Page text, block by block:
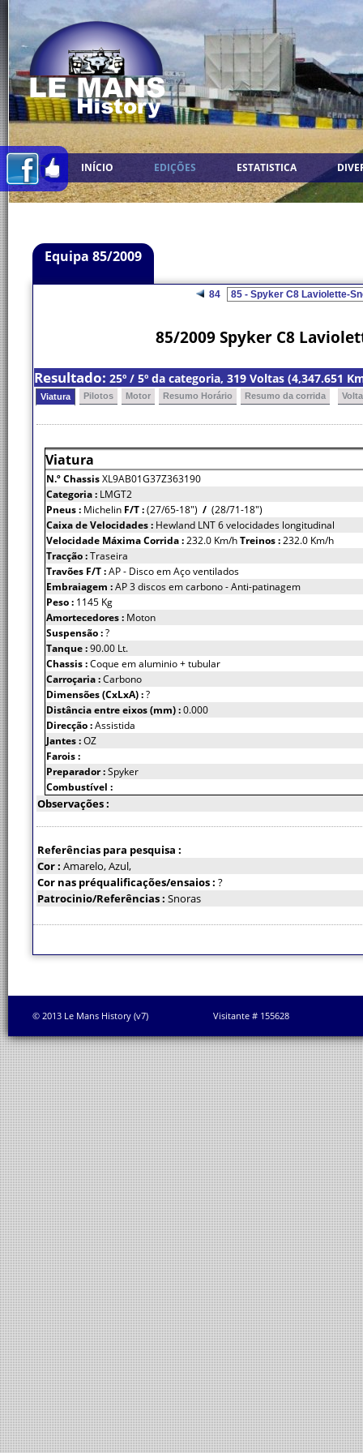
INÍCIO EDIÇÕES ESTATISTICA
Equipa 85/2009
84
85/2009 Spyker C8
Resultado: 25º / 5º da categoria, 319 Voltas (4,347.651
Viatura Pilotos Motor Resumo Horário Resumo da corrida
Viatura
N.º ChassisXL9AB01G37Z363190
Categoria : LMGT2
Pneus : Michelin F/T :(27/65-18") / (28/71-18")
Caixa de Velocidades : Hewland LNT 6 velocidades longitudinal
Velocidade Máxima Corrida :232.0 Km/hTreinos :232.0 Km/h
Tracção :Traseira
Travões F/T :AP - Disco em Aço ventilados
Embraiagem :AP 3 discos em carbono - Anti-patinagem
Peso : 1145 Kg
Amortecedores : Moton
Suspensão :?
Tanque :90.00 Lt.
Chassis :Coque em aluminio + tubular
Carroçaria :Carbono
Dimensões (CxLxA) :?
Distância entre eixos (mm) :0.000
Direcção :Assistida
Jantes :OZ
Farois :
Preparador :Spyker
Combustível :
Observações :
Referências para pesquisa :
Cor : Amarelo, Azul,
Cor nas préqualificações/ensaios : ?
Patrocinio/Referências : Snoras
© 2013 Le Mans History (v7) Visitante # 155628